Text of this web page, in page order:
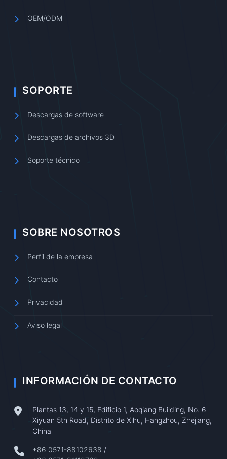
OEM/ODM
SOPORTE
Descargas de software
Descargas de archivos 3D
Soporte técnico
SOBRE NOSOTROS
Perfil de la empresa
Contacto
Privacidad
Aviso legal
INFORMACIÓN DE CONTACTO
Plantas 13, 14 y 15, Edificio 1, Aoqiang Building, No. 6
Xiyuan 5th Road, Distrito de Xihu, Hangzhou, Zhejiang,
China
+86 0571-88102638 /